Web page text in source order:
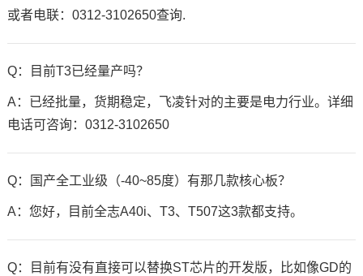
或者电联：0312-3102650查询.
Q：目前T3已经量产吗？
A：已经批量，货期稳定，飞凌针对的主要是电力行业。详细
电话可咨询：0312-3102650
Q：国产全工业级（-40~85度）有那几款核心板？
A：您好，目前全志A40i、T3、 T507这3款都支持。
Q：目前有没有直接可以替换ST芯片的开发版，比如像GD的